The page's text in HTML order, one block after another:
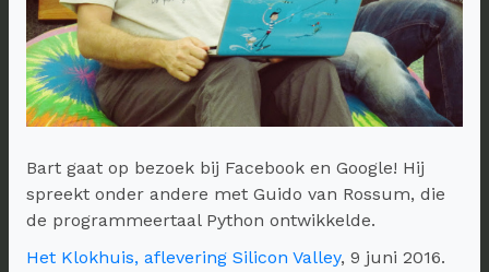
Bart gaat op bezoek bij Facebook en Google! Hij
spreekt onder andere met Guido van Rossum, die
de programmeertaal Python ontwikkelde.
Het Klokhuis, aflevering Silicon Valley, 9 juni 2016.